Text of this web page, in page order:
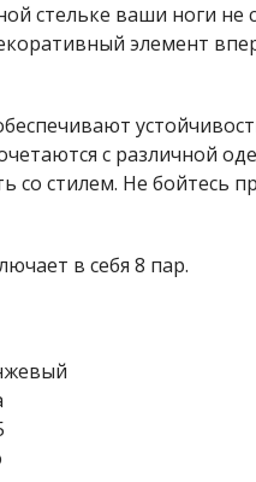
стельке ваши ноги не
элемент
с различной
со стилем. Не бойтесь
в себя 8 пар.